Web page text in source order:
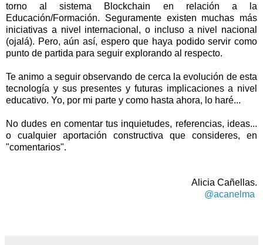
torno al sistema Blockchain en relación a la
Educación/Formación. Seguramente existen muchas más
iniciativas a nivel internacional, o incluso a nivel nacional
(ojalá). Pero, aún así, espero que haya podido servir como
punto de partida para seguir explorando al respecto.
Te animo a seguir observando de cerca la evolución de esta
tecnología y sus presentes y futuras implicaciones a nivel
educativo. Yo, por mi parte y como hasta ahora, lo haré...
No dudes en comentar tus inquietudes, referencias, ideas...
o cualquier aportación constructiva que consideres, en
"comentarios".
Alicia Cañellas.
@acanelma